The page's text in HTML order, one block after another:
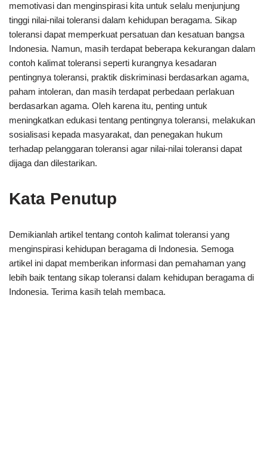
memotivasi dan menginspirasi kita untuk selalu menjunjung
tinggi nilai-nilai toleransi dalam kehidupan beragama. Sikap
toleransi dapat memperkuat persatuan dan kesatuan bangsa
Indonesia. Namun, masih terdapat beberapa kekurangan dalam
contoh kalimat toleransi seperti kurangnya kesadaran
pentingnya toleransi, praktik diskriminasi berdasarkan agama,
paham intoleran, dan masih terdapat perbedaan perlakuan
berdasarkan agama. Oleh karena itu, penting untuk
meningkatkan edukasi tentang pentingnya toleransi, melakukan
sosialisasi kepada masyarakat, dan penegakan hukum
terhadap pelanggaran toleransi agar nilai-nilai toleransi dapat
dijaga dan dilestarikan.
Kata Penutup
Demikianlah artikel tentang contoh kalimat toleransi yang
menginspirasi kehidupan beragama di Indonesia. Semoga
artikel ini dapat memberikan informasi dan pemahaman yang
lebih baik tentang sikap toleransi dalam kehidupan beragama di
Indonesia. Terima kasih telah membaca.